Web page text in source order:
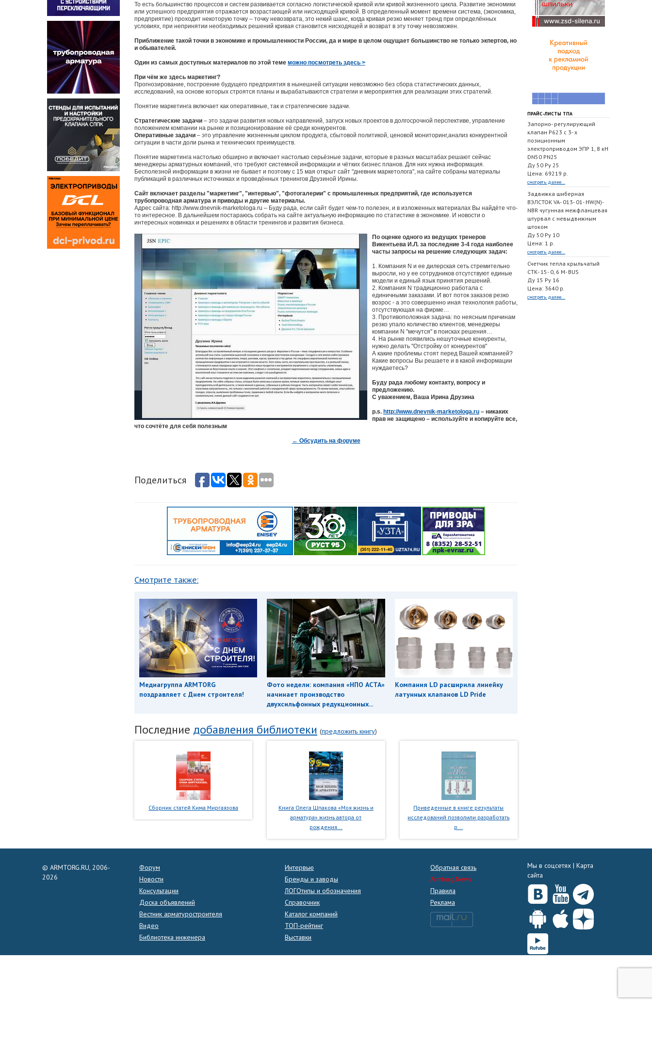
То есть большинство процессов и систем развивается согласно логистической кривой или кривой жизненного цикла. Развитие экономики
или успешного предприятия отражается возрастающей или нисходящей кривой. В определенный момент времени система, (экономика,
предприятие) проходит некоторую точку – точку невозврата, это некий шанс, когда кривая резко меняет тренд при определённых
условиях, при непринятии необходимых решений кривая становится нисходящей и возврат в эту точку невозможен.
Приближение такой точки в экономике и промышленности России, да и мире в целом ощущает большинство не только экпертов, но
и обывателей.
Один из самых доступных материалов по этой теме можно посмотреть здесь >
При чём же здесь маркетинг?
Прогнозирование, построение будущего предприятия в нынешней ситуации невозможно без сбора статистических данных,
исследований, на основе которых строятся планы и вырабатываются стратегии и мероприятия для реализации этих стратегий.
Понятие маркетинга включает как оперативные, так и стратегические задачи.
Стратегические задачи – это задачи развития новых направлений, запуск новых проектов в долгосрочной перспективе, управление
положением компании на рынке и позиционирование её среди конкурентов.
Оперативные задачи – это управление жизненным циклом продукта, сбытовой политикой, ценовой мониторинг,анализ конкурентной
ситуации в части доли рынка и технических преимуществ.
Понятие маркетинга настолько обширно и включает настолько серьёзные задачи, которые в разных масштабах решают сейчас
менеджеры арматурных компаний, что требуют системной информации и чётких бизнес планов. Для них нужна информация.
Бесполезной информации в жизни не бывает и поэтому с 15 мая открыт сайт "дневник маркетолога", на сайте собраны материалы
публикаций в различных источниках и проведённых тренингов Друзиной Ирины.
Сайт включает разделы "маркетинг", "интервью", "фотогалерии" с промышленных предприятий, где используется
трубопроводная арматура и приводы и другие материалы.
Адрес сайта: http://www.dnevnik-marketologa.ru – Буду рада, если сайт будет чем-то полезен, и в изложенных материалах Вы найдёте что-
то интересное. В дальнейшем постараюсь собрать на сайте актуальную информацию по статистике в экономике. И новости о
интересных новинках и решениях в области тренингов и развития бизнеса.
По оценке одного из ведущих тренеров
Викентьева И.Л. за последние 3-4 года наиболее
часты запросы на решение следующих задач:
1. Компания N и ее дилерская сеть стремительно
выросли, но у ее сотрудников отсутствуют единые
модели и единый язык принятия решений.
2. Компания N традиционно работала с
единичными заказами. И вот поток заказов резко
возрос - а это совершенно иная технология работы,
отсутствующая на фирме…
3. Противоположная задача: по неясным причинам
резко упало количество клиентов, менеджеры
компании N "мечутся" в поисках решения…
4. На рынке появились нешуточные конкуренты,
нужно делать "Отстройку от конкурентов"
А какие проблемы стоят перед Вашей компанией?
Какие вопросы Вы решаете и в какой информации
нуждаетесь?
Буду рада любому контакту, вопросу и
предложению.
С уважением, Ваша Ирина Друзина
p.s. http://www.dnevnik-marketologa.ru – никаких
прав не защищено – используйте и копируйте все,
что сочтёте для себя полезным
← Обсудить на форуме
Поделиться
Смотрите также:
Медиагруппа ARMTORG
поздравляет с Днем строителя!
Фото недели: компания «НПО АСТА»
начинает производство
двухсильфонных редукционных...
Компания LD расширила линейку
латунных клапанов LD Pride
Последние добавления библиотеки (предложить книгу)
Сборник статей Кима Миргаязова
Книга Олега Шпакова «Моя жизнь и
арматура» жизнь автора от
рождения...
Приведенные в книге результаты
исследований позволили разработать
р...
ПРАЙС-ЛИСТЫ ТПА
Запорно- регулирующий
клапан Р623 с 3- х
позиционным
электроприводом ЭПР 1, 8 кН
DN50 PN25
Ду 50 Ру 25
Цена: 69219 р.
смотреть далее...
Задвижка шиберная
ВЭЛСТОК VA- 013- 01- HW(N)-
NBR чугунная межфланцевая
штурвал с невыдвижным
штоком
Ду 50 Ру 10
Цена: 1 р.
смотреть далее...
Счетчик тепла крыльчатый
СТК- 15- 0, 6 M- BUS
Ду 15 Ру 16
Цена: 3640 р.
смотреть далее...
© ARMTORG.RU, 2006-
2026
Форум
Новости
Консультации
Доска объявлений
Вестник арматуростроителя
Видео
Библиотека инженера
Интервью
Бренды и заводы
ЛОГОтипы и обозначения
Справочник
Каталог компаний
ТОП-рейтинг
Выставки
Обратная связь
Armtorg.News
Правила
Реклама
Мы в соцсетях | Карта
сайта